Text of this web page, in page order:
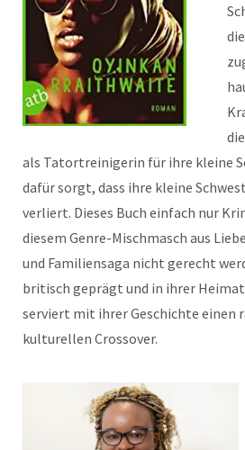
als Tatortreinigerin für ihre kleine
dafür sorgt, dass ihre kleine
verliert. Dieses Buch einfach nur
diesem Genre-Mischmasch aus
und Familiensaga nicht gerecht
britisch geprägt und in ihrer
serviert mit ihrer Geschichte einen
kulturellen Crossover.